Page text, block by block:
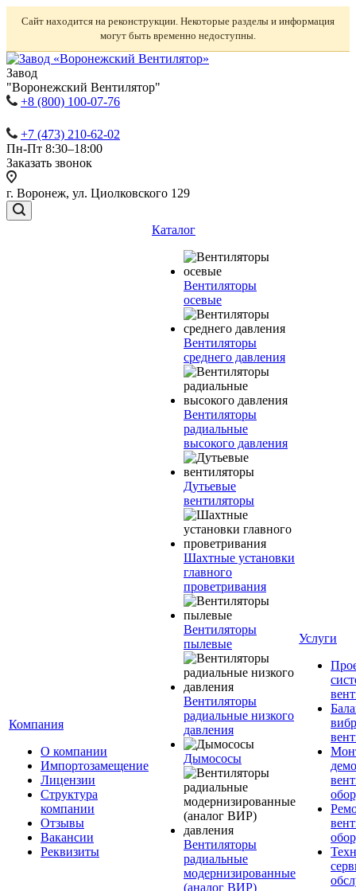
Сайт находится на реконструкции. Некоторые разделы и информация
могут быть временно недоступны.
Завод
"Воронежский Вентилятор"
+8 (800) 100-07-76
+7 (473) 210-62-02
Пн-Пт 8:30–18:00
Заказать звонок
г. Воронеж, ул. Циолковского 129
Компания
О компании
Импортозамещение
Лицензии
Структура
компании
Отзывы
Вакансии
Реквизиты
Каталог
Вентиляторы
осевые
Вентиляторы
среднего давления
Вентиляторы
радиальные
высокого давления
Дутьевые
вентиляторы
Шахтные установки
главного
проветривания
Вентиляторы
пылевые
Вентиляторы
радиальные низкого
давления
Дымососы
Вентиляторы
радиальные
модернизированные
(аналог ВИР)
Услуги